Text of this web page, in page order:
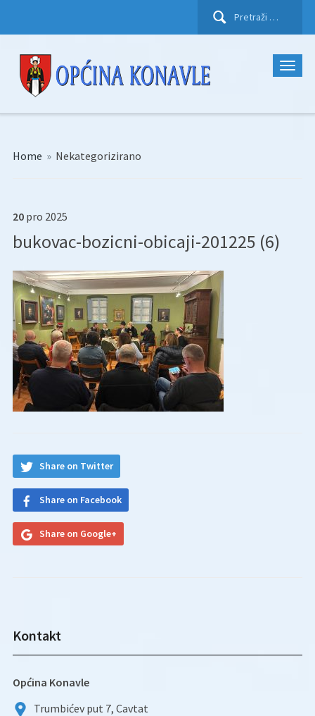
Pretraži:
Home » Nekategorizirano
20 pro 2025
bukovac-bozicni-obicaji-201225 (6)
Share on Twitter
Share on Facebook
Share on Google+
Kontakt
Općina Konavle
Trumbićev put 7, Cavtat